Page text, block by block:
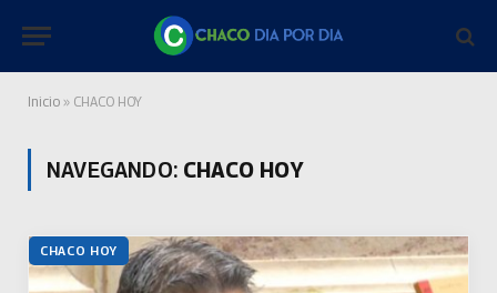
Inicio » CHACO HOY
NAVEGANDO: CHACO HOY
CHACO HOY